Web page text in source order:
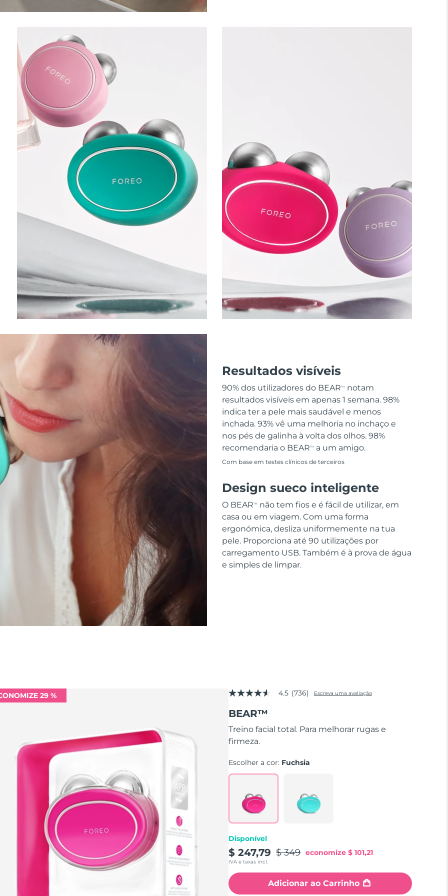
Resultados visíveis
90% dos utilizadores do BEARTM
notam
resultados visíveis em apenas 1 semana. 98%
indica ter a pele mais saudável e menos
inchada. 93% vê uma melhoria no inchaço e
nos pés de galinha à volta dos olhos. 98%
recomendaria o BEARTM a um amigo.
Com base em testes clínicos de terceiros
Design sueco inteligente
O BEARTM
não tem fios e é fácil de utilizar, em
casa ou em viagem. Com uma forma
ergonómica, desliza uniformemente na tua
pele. Proporciona até 90 utilizações por
carregamento USB. Também é à prova de água
e simples de limpar.
29 %
4.5
5
valor
médio
de
Read
Reviews.
abre
mesma
página.
4.5 (736) Escreva uma avaliação
BEAR™
Treino facial total. Para melhorar rugas e
firmeza.
Escolher a cor: Fuchsia
Disponível
$ 247,79 $ 349 economize$ 101,21
IVA e taxas incl.
Adicionar ao Carrinho